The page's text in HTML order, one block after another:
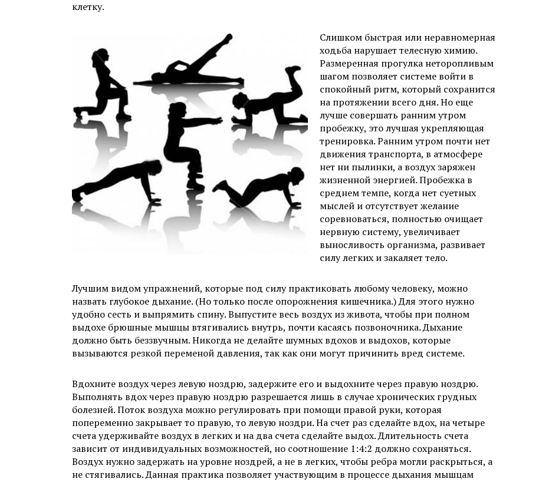
клетку.
Слишком быстрая или неравномерная
ходьба нарушает телесную химию.
Размеренная прогулка неторопливым
шагом позволяет системе войти в
спокойный ритм, который сохранится
на протяжении всего дня. Но еще
лучше совершать ранним утром
пробежку, это лучшая укрепляющая
тренировка. Ранним утром почти нет
движения транспорта, в атмосфере
нет ни пылинки, а воздух заряжен
жизненной энергией. Пробежка в
среднем темпе, когда нет суетных
мыслей и отсутствует желание
соревноваться, полностью очищает
нервную систему, увеличивает
выносливость организма, развивает
силу легких и закаляет тело.
Лучшим видом упражнений, которые под силу практиковать любому человеку, можно
назвать глубокое дыхание. (Но только после опорожнения кишечника.) Для этого нужно
удобно сесть и выпрямить спину. Выпустите весь воздух из живота, чтобы при полном
выдохе брюшные мышцы втягивались внутрь, почти касаясь позвоночника. Дыхание
должно быть беззвучным. Никогда не делайте шумных вдохов и выдохов, которые
вызываются резкой переменой давления, так как они могут причинить вред системе.
Вдохните воздух через левую ноздрю, задержите его и выдохните через правую ноздрю.
Выполнять вдох через правую ноздрю разрешается лишь в случае хронических грудных
болезней. Поток воздуха можно регулировать при помощи правой руки, которая
попеременно закрывает то правую, то левую ноздри. На счет раз сделайте вдох, на четыре
счета удерживайте воздух в легких и на два счета сделайте выдох. Длительность счета
зависит от индивидуальных возможностей, но соотношение 1:4:2 должно сохраняться.
Воздух нужно задержать на уровне ноздрей, а не в легких, чтобы ребра могли раскрыться, а
не стягивались. Данная практика позволяет участвующим в процессе дыхания мышцам